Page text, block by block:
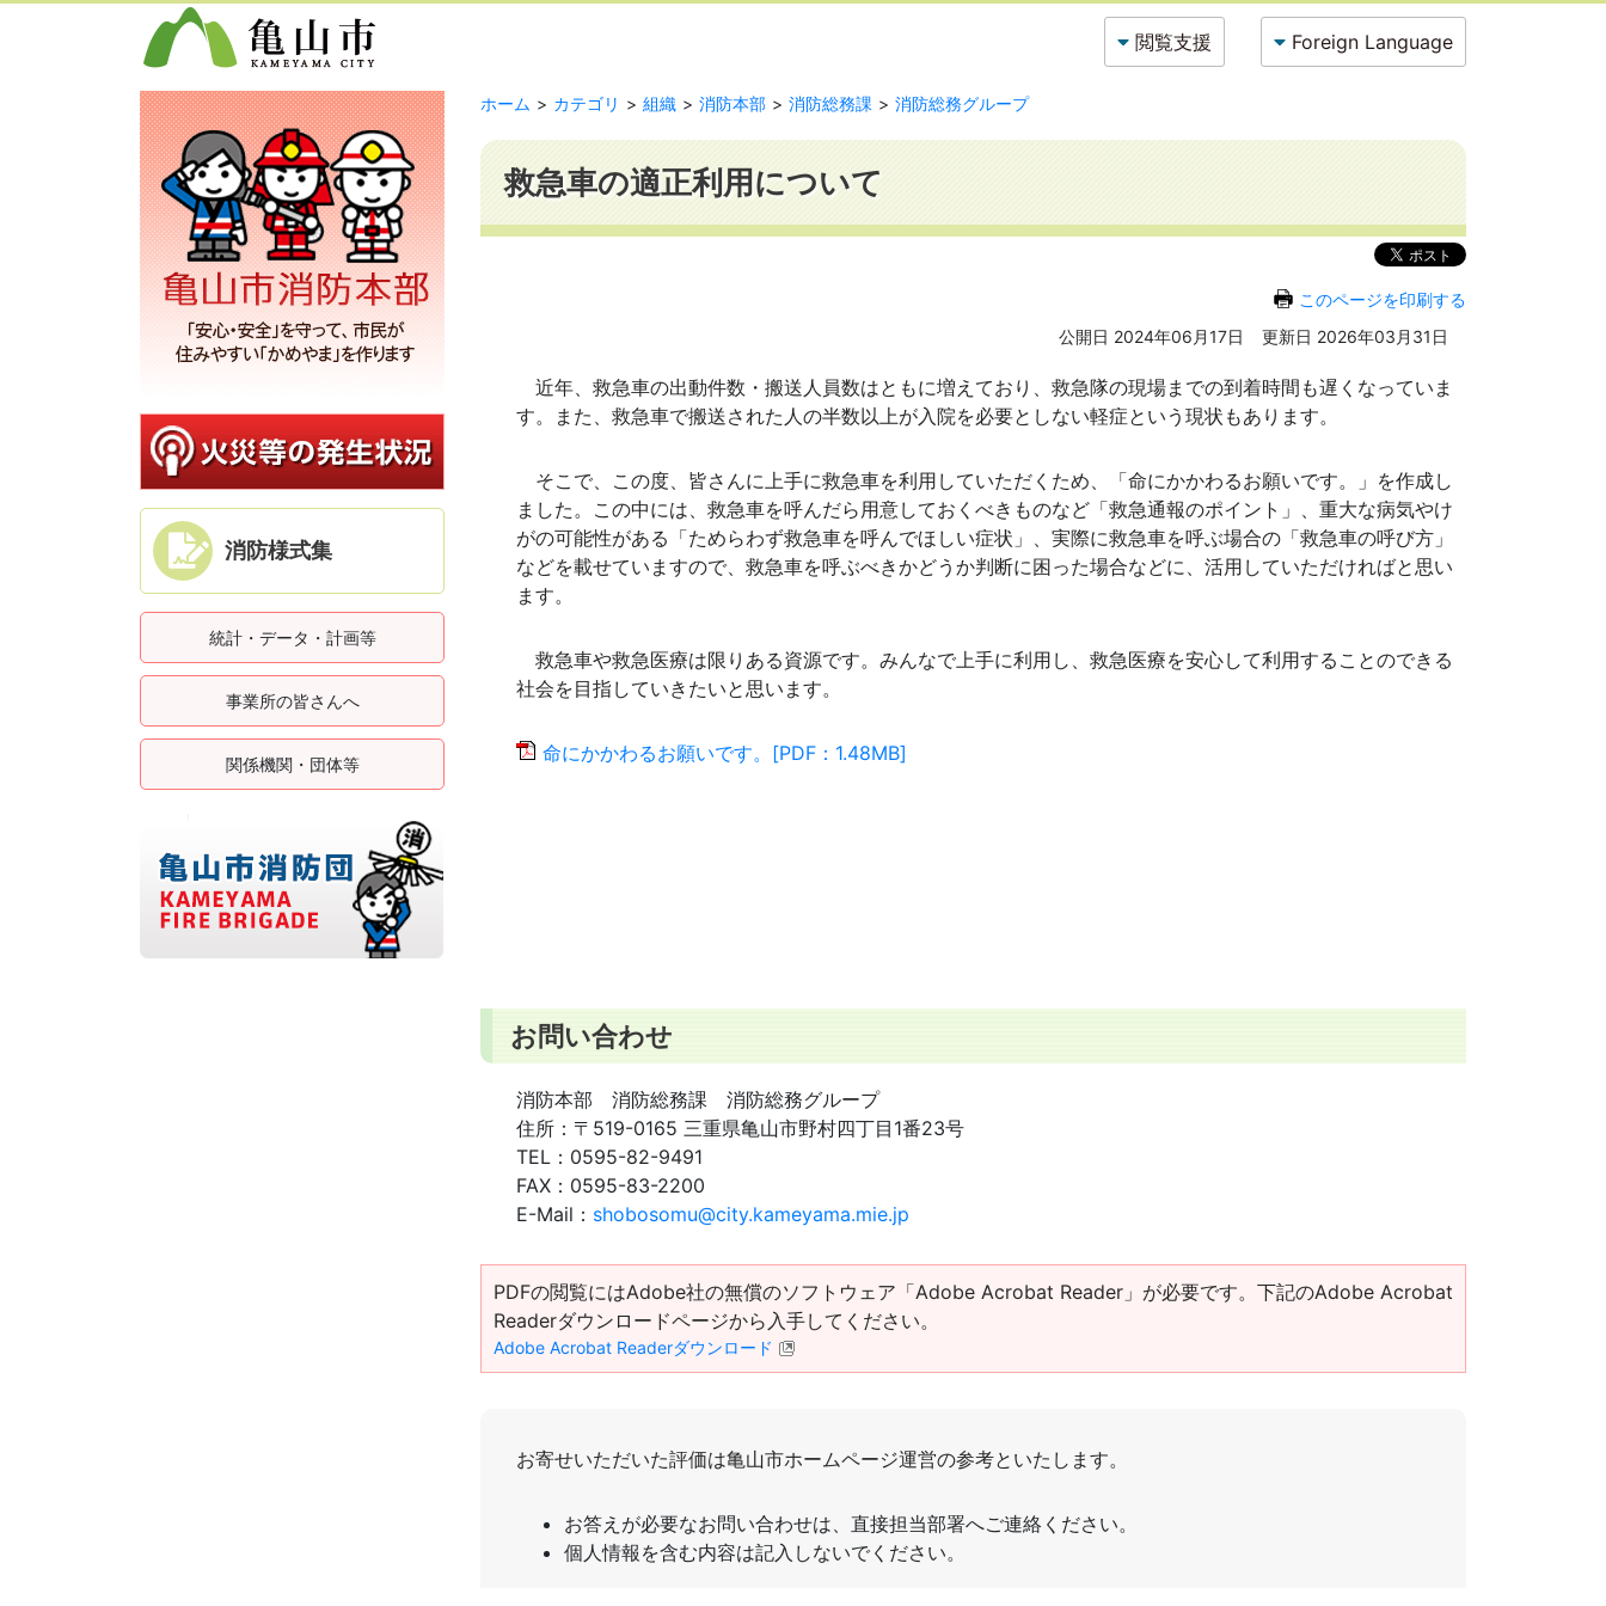
閲覧支援 Foreign Language
消防様式集
統計・データ・計画等
事業所の皆さんへ
関係機関・団体等
ホーム カテゴリ 組織 消防本部 消防総務課 消防総務グループ
救急車の適正利用について
このページを印刷する
公開日 2024年06月17日
更新日 2026年03月31日
近年、救急車の出動件数・搬送人員数はともに増えており、救急隊の現場までの到着時間も遅くなっていま
す。また、救急車で搬送された人の半数以上が入院を必要としない軽症という現状もあります。
そこで、この度、皆さんに上手に救急車を利用していただくため、「命にかかわるお願いです。」を作成し
ました。この中には、救急車を呼んだら用意しておくべきものなど「救急通報のポイント」、重大な病気やけ
がの可能性がある「ためらわず救急車を呼んでほしい症状」、実際に救急車を呼ぶ場合の「救急車の呼び方」
などを載せていますので、救急車を呼ぶべきかどうか判断に困った場合などに、活用していただければと思い
ます。
救急車や救急医療は限りある資源です。みんなで上手に利用し、救急医療を安心して利用することのできる
社会を目指していきたいと思います。
命にかかわるお願いです。[PDF：1.48MB]
お問い合わせ
消防本部 消防総務課 消防総務グループ
住所： 〒519-0165 三重県亀山市野村四丁目1番23号
TEL： 0595-82-9491
FAX： 0595-83-2200
E-Mail： shobosomu@city.kameyama.mie.jp
PDFの閲覧にはAdobe社の無償のソフトウェア「Adobe Acrobat Reader」が必要です。下記のAdobe Acrobat
Readerダウンロードページから入手してください。
Adobe Acrobat Readerダウンロード